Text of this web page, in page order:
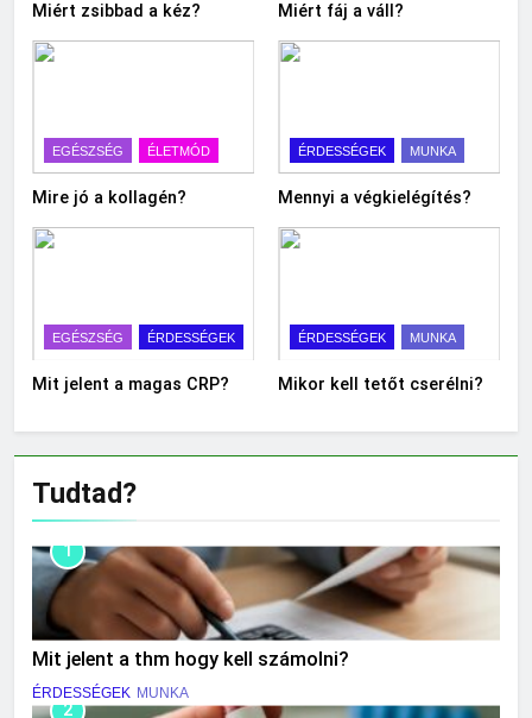
Miért zsibbad a kéz? Miért fáj a váll?
EGÉSZSÉG ÉLETMÓD
Mire jó a kollagén?
ÉRDESSÉGEK MUNKA
Mennyi a végkielégítés?
EGÉSZSÉG ÉRDESSÉGEK
Mit jelent a magas CRP?
ÉRDESSÉGEK MUNKA
Mikor kell tetőt cserélni?
Tudtad?
1
Mit jelent a thm hogy kell számolni?
ÉRDESSÉGEK MUNKA
2